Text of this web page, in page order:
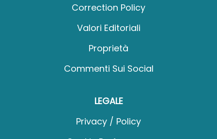
Correction Policy
Valori Editoriali
Proprietà
Commenti Sui Social
LEGALE
Privacy / Policy